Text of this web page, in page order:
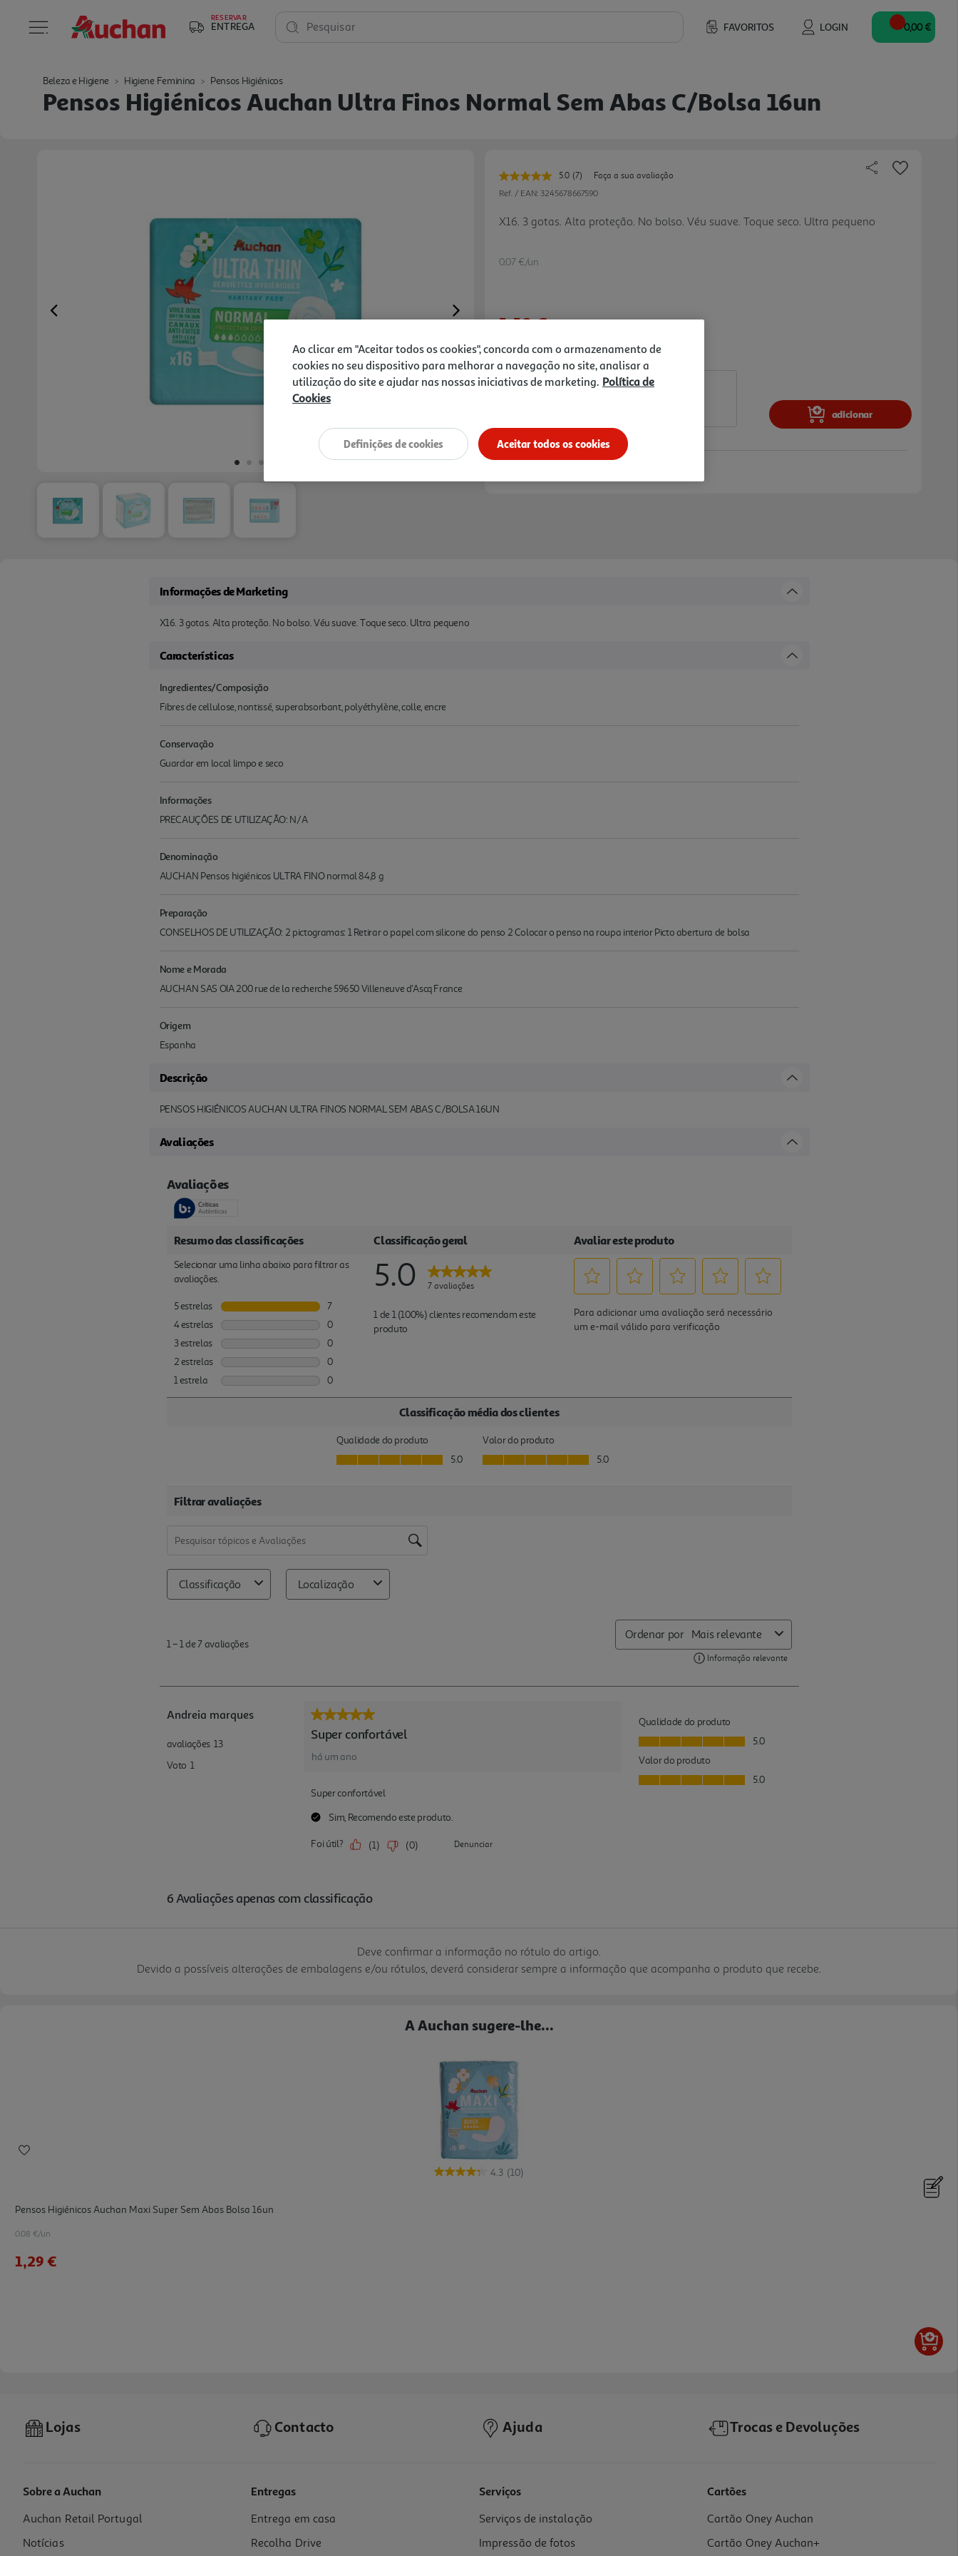
RESERVAR
ENTREGA FAVORITOS LOGIN
Pesquisar 0,00 €
Beleza e Higiene Higiene Feminina Pensos Higiénicos
Pensos Higiénicos Auchan Ultra Finos Normal Sem Abas C/bolsa 16un
Previous Next
5.0 Leu
7
Link
para
(7)
Faça a sua avaliação
Ref. / EAN: 3245678667590
X16. 3 gotas. Alta proteção. No bolso. Véu suave. Toque seco. Ultra pequeno
0.07 €/un
1,19 €
Notas de preparação
adicionar
Informações de Marketing
X16. 3 gotas. Alta proteção. No bolso. Véu suave. Toque seco. Ultra pequeno
Características
Ingredientes/Composição
Fibres de cellulose, nontissé, superabsorbant, polyéthylène, colle, encre
Conservação
Guardar em local limpo e seco
Informações
PRECAUÇÕES DE UTILIZAÇÃO: N/A
Denominação
AUCHAN Pensos higiénicos ULTRA FINO normal 84,8 g
Preparação
CONSELHOS DE UTILIZAÇÃO: 2 pictogramas: 1 Retirar o papel com silicone do penso 2 Colocar o penso na roupa interior Picto abertura de bolsa
Nome e Morada
AUCHAN SAS OIA 200 rue de la recherche 59650 Villeneuve d'Ascq France
Origem
Espanha
Descrição
PENSOS HIGIÉNICOS AUCHAN ULTRA FINOS NORMAL SEM ABAS C/BOLSA 16UN
Avaliações
Deve confirmar a informação no rótulo do artigo.
Devido a possíveis alterações de embalagens e/ou rótulos, deverá considerar sempre a informação que acompanha o produto que recebe.
A Auchan sugere-lhe...
4.3 (10)
Pensos Higiénicos Auchan Maxi Super Sem Abas Bolsa 16un
0.08 €/un
1,29 €
Pensos Higiénicos Auchan Ultra Fino Super Com Abas Bolsa 12un
0.1 €/un
Lojas Contacto Ajuda Trocas e Devoluções
Sobre a Auchan
Auchan Retail Portugal
Notícias
Entregas
Entrega em casa
Recolha Drive
Serviços
Serviços de instalação
Impressão de fotos
Cartões
Cartão Oney Auchan
Cartão Oney Auchan+
Ao clicar em "Aceitar todos os cookies", concorda com o armazenamento de
cookies no seu dispositivo para melhorar a navegação no site, analisar a
utilização do site e ajudar nas nossas iniciativas de marketing. Política de
Cookies
Aceitar todos os cookies
Definições de cookies